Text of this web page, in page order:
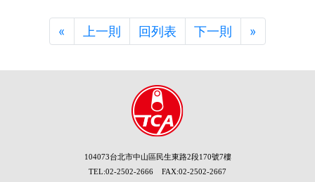
« Previous
上一則 回列表 下一則 »
104073台北市中山區民生東路2段170號7樓
TEL:02-2502-2666 FAX:02-2502-2667